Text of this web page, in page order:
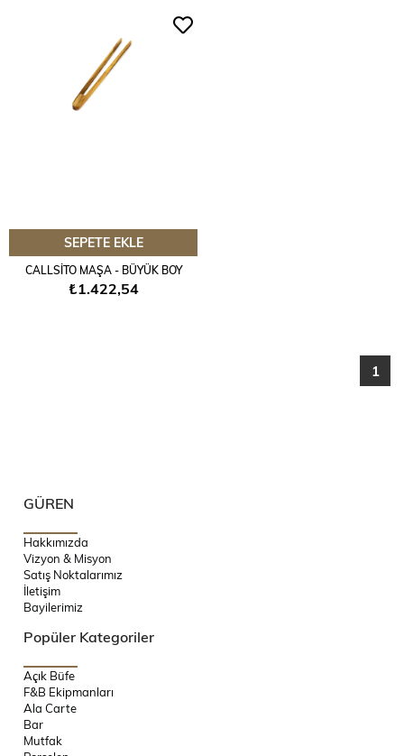
SEPETE EKLE
CALLSİTO MAŞA - BÜYÜK BOY
₺1.422,54
1
GÜREN
Hakkımızda
Vizyon & Misyon
Satış Noktalarımız
İletişim
Bayilerimiz
Popüler Kategoriler
Açık Büfe
F&B Ekipmanları
Ala Carte
Bar
Mutfak